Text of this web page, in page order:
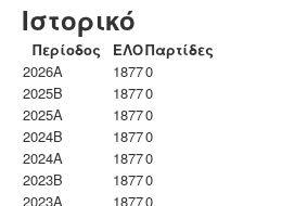
Ιστορικό
Περίοδος ΕΛΟΠαρτίδες
2026A
18770
2025B
18770
2025A
18770
2024B
18770
2024A
18770
2023B
18770
2023Α
18770